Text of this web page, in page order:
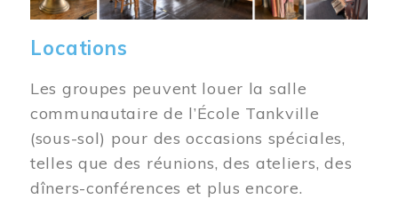
Locations
Les groupes peuvent louer la salle
communautaire de l’École Tankville
(sous-sol) pour des occasions spéciales,
telles que des réunions, des ateliers, des
dîners-conférences et plus encore.